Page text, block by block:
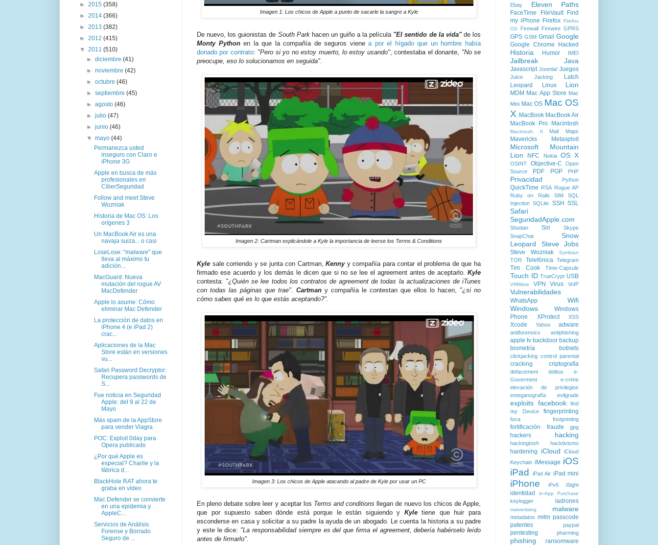
Imagen 1: Los chicos de Apple a punto de sacarle la sangre a Kyle
De nuevo, los guionistas de South Parkhacen un guiño a la película "El sentido de la vida"de los
Monty Pythonen la que la compañía de seguros vienea por el hígado que un hombre había
donado por contrato: "Pero si yo no estoy muerto, lo estoy usando", contestaba el donante, "No se
preocupe, eso lo solucionamos en seguida".
Imagen 2: Cartman explicándole a Kyle la importancia de leerse los Terms & Conditions
Kyle sale corriendo y se junta con Cartman,Kennyy compañía para contar el problema de que ha
firmado ese acuerdo y los demás le dicen que si no se lee el agreement antes de aceptarlo. Kyle
contesta: "¿Quién se lee todos los contratos de agreement de todas la actualizaciones de iTunes
con todas las páginas que trae"
Cartman y compañía le contestan que ellos lo hacen, "¿si no
cómo sabes qué es lo que estás aceptando?"
Imagen 3: Los chicos de Apple atacando al padre de Kyle por usar un PC
En pleno debate sobre leer y aceptar los Terms and conditions llegan de nuevo los chicos de Apple,
que por supuesto saben dónde está porque le están siguiendo y Kyletiene que huir para
esconderse en casa y solicitar a su padre la ayuda de un abogado. Le cuenta la historia a su padre
y este le dice: "La responsabilidad siempre es del que firma el agreement, debería habérselo leído
antes de firmarlo".
► 2015 (358)
► 2014 (366)
► 2013 (382)
► 2012 (415)
▼ 2011 (510)
►diciembre(41)
►noviembre(42)
►octubre(46)
►septiembre(45)
►agosto(46)
►julio(47)
►junio(46)
▼mayo(44)
Permanezca usted
inseguro con Claro e
iPhone 3G
Apple en busca de más
profesionales en
CiberSeguridad
Follow and meet Steve
Wozniak
Historia de Mac OS: Los
orígenes 3
Un MacBook Air es una
navaja suiza... o casi
LoseLose: "malware" que
lleva al máximo tu
adición...
MacGuard: Nueva
mutación del rogue AV
MacDefender
Apple lo asume: Cómo
eliminar Mac Defender
La protección de datos en
iPhone 4 (e iPad 2)
crac...
Aplicaciones de la Mac
Store están en versiones
vu...
Safari Password Decryptor:
Recupera passwords de
S...
Fue noticia en Seguridad
Apple: del 9 al 22 de
Mayo
Más spam de la AppStore
para vender Viagra
POC: Exploit 0day para
Opera publicado
¿Por qué Apple es
especial? Charlie y la
fábrica d...
BlackHole RAT ahora te
graba en vídeo
Mac Defender se convierte
en una epidemia y
AppleC...
Servicios de Análisis
Forense y Borrado
Seguro de ...
Ebay
Eleven Paths
FaceTime FileVault
Find
my iPhone Firefox Firefox
OS
Firewall Firewire GPRS
GPS GSM Gmail Google
Google Chrome Hacked
Historia Humor IMEI
Jailbreak Java
Javascript Joomla! Juegos
Juice Jacking
Latch
Leopard
Linux Lion
MDM Mac App Store Mac
Mini Mac OS Mac OS
X MacBook MacBook Air
MacBook Pro
Macintosh
Macintosh II Mail Maps
Mavericks Metasploit
Microsoft
Mountain
Lion
NFC Nokia OS X
OSINT Objective-C
Open
Source
PDF PGP PHP
Privacidad Python
QuickTime RSA Rogue AP
Ruby on Rails
SIM
SQL
Injection SQLite SSH SSL
Safari
SeguridadApple.com
Shodan Siri
Skype
SnapChat
Snow
Leopard
Steve Jobs
Steve Wozniak Symbian
TOR Telefónica Telegram
Tim Cook Time-Capsule
Touch ID TrueCrypt USB
VMWare VPN Virus VoIP
Vulnerabilidades
WhatsApp
Wifi
Windows
Windows
Phone
XProtect XSS
Xcode Yahoo adware
antiforensics antiphishing
apple tv backdoor backup
biometría
botnets
clickjacking control parental
cracking criptografía
defacement delitos
e-
Goverment
e-crime
elevación de privilegios
esteganografía
evilgrade
exploits facebook
find
my Device
fingerprinting
foca footprinting
fortificación fraude gpg
hackers hacking
hackingtosh hacktivismo
hardening iCloud
iCloud
Keychain iMessage iOS
iPad
iPad Air iPad mini
iPhone iPv6 iSight
identidad in-App Purchase
keylogger ladrones
malvertising malware
metadatos mitm passcode
patentes
paypal
pentesting pharming
phishing
ransomware